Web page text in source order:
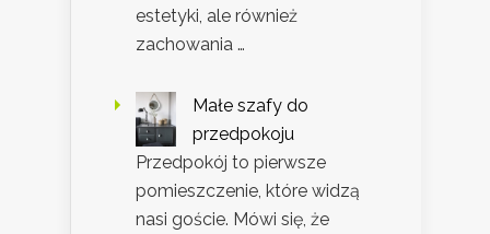
estetyki, ale również
zachowania …
Małe szafy do
przedpokoju
Przedpokój to pierwsze
pomieszczenie, które widzą
nasi goście. Mówi się, że